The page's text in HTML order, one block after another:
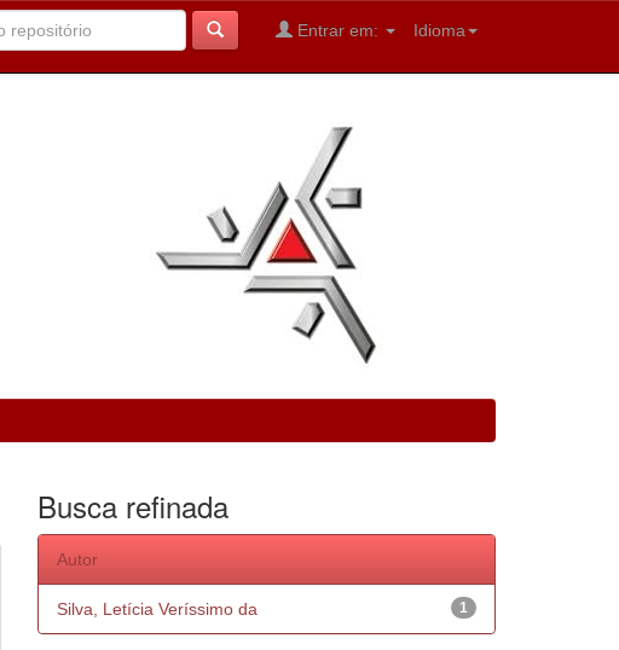
Idioma
Entrar em:
Busca refinada
Autor
1
Silva, Letícia Veríssimo da